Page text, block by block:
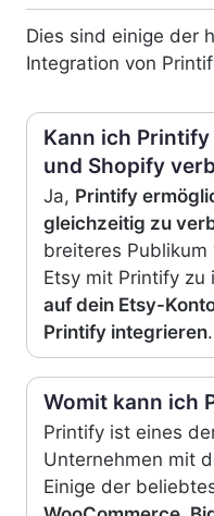
Dies sind einige der
Integration von
Kann ich
und Shopify
Ja, Printify
gleichzeitig zu
breiteres
Etsy mit Printify zu
auf dein Etsy-
Printify integrieren.
Womit kann ich
Printify ist eines
Unternehmen mit
Einige der